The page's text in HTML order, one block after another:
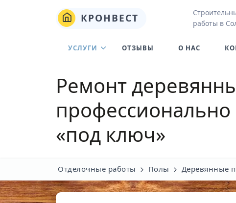
КРОНВЕСТ
работы в
УСЛУГИ ОТЗЫВЫ О НАС
Ремонт
«под ключ»
Отделочные работы Полы Деревянные